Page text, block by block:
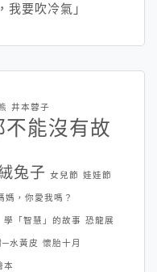
我要吹冷氣」
井本蓉子
能沒有故
兔子 女兒節 娃娃節
媽，你愛我嗎？
學「智慧」的故事 恐龍展
─水黃皮 懷胎十月
本